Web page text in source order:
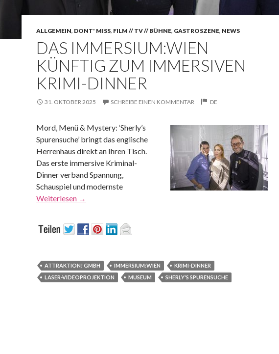
ALLGEMEIN, DONT' MISS, FILM // TV // BÜHNE, GASTROSZENE, NEWS
DAS IMMERSIUM:WIEN
KÜNFTIG ZUM IMMERSIVEN
KRIMI-DINNER
31. OKTOBER 2025 SCHREIBE EINEN KOMMENTAR DE
Mord, Menü & Mystery: ‘Sherly’s
Spurensuche’ bringt das englische
Herrenhaus direkt an Ihren Tisch.
Das erste immersive Kriminal-
Dinner verband Spannung,
Schauspiel und modernste
Weiterlesen →
ATTRAKTION! GMBH IMMERSIUM:WIEN
KRIMI-DINNER
LASER-VIDEOPROJEKTION
MUSEUM SHERLY'S SPURENSUCHE